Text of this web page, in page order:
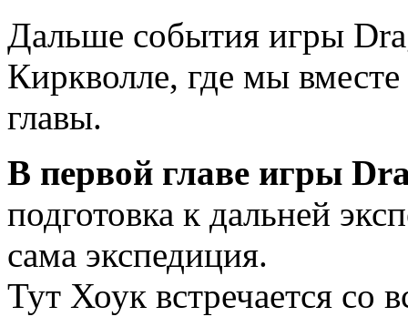
Дальше события игры
Киркволле, где мы
главы.
В первой главе игры
подготовка к дальней
сама экспедиция.
Тут Хоук встречается со